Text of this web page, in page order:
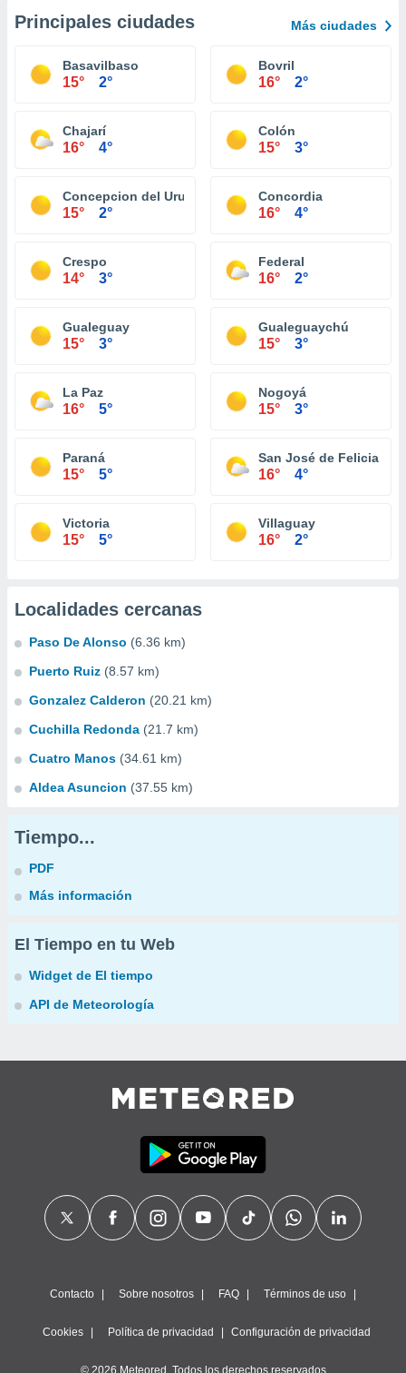
Principales ciudades Más ciudades
Basavilbaso
15° 2°
Bovril
16° 2°
Chajarí
16° 4°
Colón
15° 3°
Concepcion del Uruguay
15° 2°
Concordia
16° 4°
Crespo
14° 3°
Federal
16° 2°
Gualeguay
15° 3°
Gualeguaychú
15° 3°
La Paz
16° 5°
Nogoyá
15° 3°
Paraná
15° 5°
San José de Feliciano
16° 4°
Victoria
15° 5°
Villaguay
16° 2°
Localidades cercanas
Paso De Alonso (6.36 km)
Puerto Ruiz (8.57 km)
Gonzalez Calderon (20.21 km)
Cuchilla Redonda (21.7 km)
Cuatro Manos (34.61 km)
Aldea Asuncion (37.55 km)
Tiempo...
PDF
Más información
El Tiempo en tu Web
Widget de El tiempo
API de Meteorología
Contacto Sobre nosotros FAQ Términos de uso
Cookies Política de privacidad Configuración de privacidad
© 2026 Meteored. Todos los derechos reservados